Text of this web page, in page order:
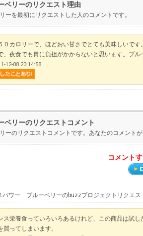
リーのリクエスト理由
を最初にリクエストした人のコメントです。
０カロリーで、ほどおい甘さでとても美味しいで
、夜食でも胃に負担がかからないと思います。ブ
12-08 23:14:58
リーのリクエストコメント
のリクエストコメントです。あなたのコメント
コメント
パワー ブルーベリーのbuzzプロジェクトリクエス
ス栄養食っていろいろあるけれど、この商品は試
買ってしまいます。